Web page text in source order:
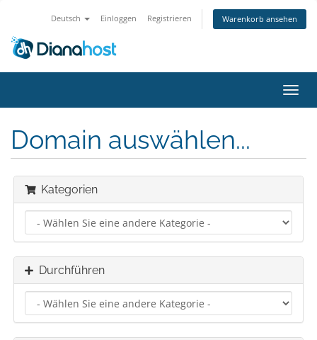
Deutsch Einloggen Registrieren Warenkorb ansehen
ein-/
Domain auswählen...
Kategorien
Durchführen